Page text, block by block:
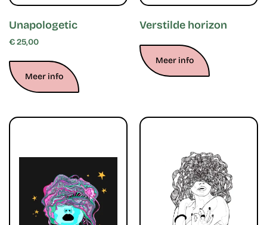
Unapologetic
€25,00
Meer info
Verstilde horizon
Meer info